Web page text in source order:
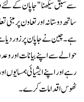
سے سبق سیکھنا "جاپان کے
ساتھ دوستانہ اور تعاون پر
ہے۔ چین نے جاپان پر زور دیا
حوالے سے اپنے بیانات اور
رہے اور اپنے ایشیائی ہمسایوں
ٹھوس اقدامات کرے۔